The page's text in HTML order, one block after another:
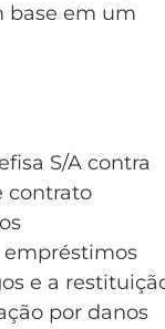
base em um
S/A contra
contrato
empréstimos
e a
por danos